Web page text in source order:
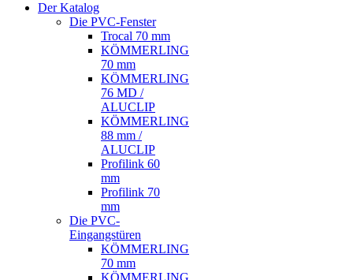
Der Katalog
Die PVC-Fenster
Trocal 70 mm
KÖMMERLING
70 mm
KÖMMERLING
76 MD /
ALUCLIP
KÖMMERLING
88 mm /
ALUCLIP
Profilink 60
mm
Profilink 70
mm
Die PVC-
Eingangstüren
KÖMMERLING
70 mm
KÖMMERLING